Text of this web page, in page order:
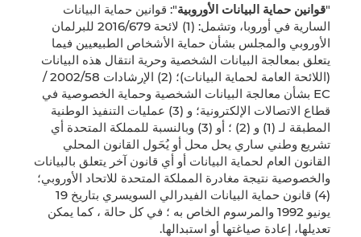
"قوانين حماية البيانات الأوروبية": قوانين حماية البيانات
السارية في أوروبا، وتشمل: (1) لائحة 2016/679 للبرلمان
الأوروبي والمجلس بشأن حماية الأشخاص الطبيعيين فيما
يتعلق بمعالجة البيانات الشخصية وحرية انتقال هذه البيانات
(اللائحة العامة لحماية البيانات)؛ (2) الإرشادات 2002/58 /
EC بشأن معالجة البيانات الشخصية وحماية الخصوصية في
قطاع الاتصالات الإلكترونية؛ و (3) عمليات التنفيذ الوطنية
المطبقة لـ (1) و (2) ؛ أو (3) وبالنسبة للمملكة المتحدة أي
تشريع وطني ساري يحل محل أو يُحَول القانون المحلي
القانون العام لحماية البيانات أو أي قانون آخر يتعلق بالبيانات
والخصوصية نتيجة مغادرة المملكة المتحدة للاتحاد الأوروبي؛
(4) قانون حماية البيانات الفيدرالي السويسري بتاريخ 19
يونيو 1992 والمرسوم الخاص به ؛ في كل حالة ، كما يمكن
تعديلها، إعادة صياغتها أو استبدالها.